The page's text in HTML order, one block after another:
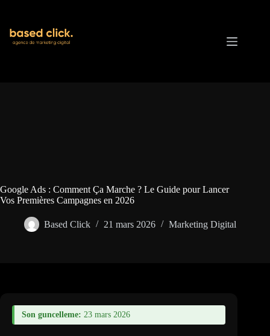
contenu
Google Ads : Comment Ça Marche ? Le Guide pour Lancer
Vos Premières Campagnes en 2026
Based Click 21 mars 2026 Marketing Digital
Son guncelleme: 23 mars 2026